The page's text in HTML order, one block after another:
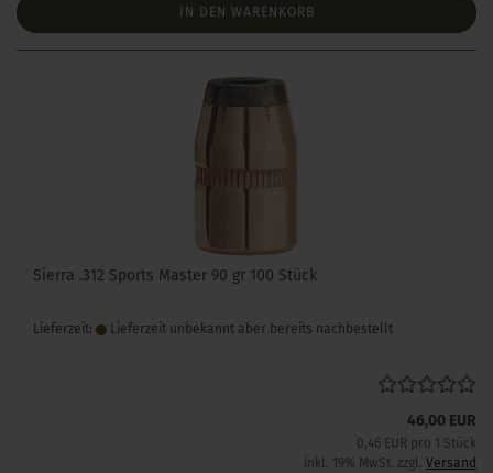
IN DEN WARENKORB
Sierra .312 Sports Master 90 gr 100 Stück
Lieferzeit: Lieferzeit unbekannt aber bereits nachbestellt
46,00 EUR
0,46 EUR pro 1 Stück
inkl. 19% MwSt. zzgl. Versand